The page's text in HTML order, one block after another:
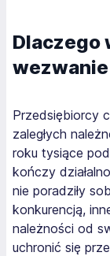
Dlaczego
wezwanie
Przedsiębiorcy
zaległych
roku tysiące
kończy
nie poradziły
konkurencją,
należności od
uchronić się